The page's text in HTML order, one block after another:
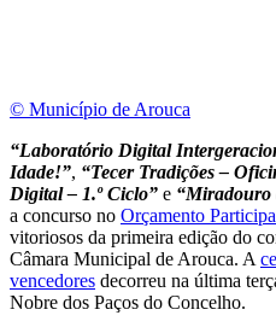
© Município de Arouca
“Laboratório Digital
Idade!”, “Tecer Tradições –
Digital – 1.º Ciclo” e “Miradouro
a concurso no Orçamento
vitoriosos da primeira edição do
Câmara Municipal de Arouca. A
vencedores decorreu na última
Nobre dos Paços do Concelho.